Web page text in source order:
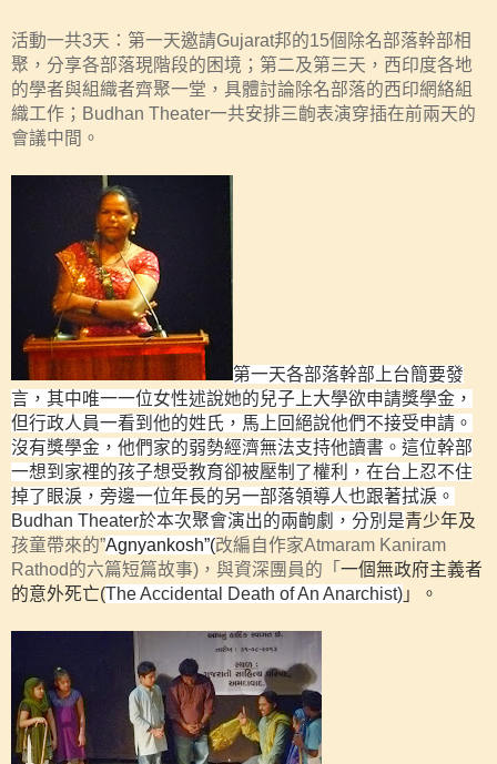
活動一共3天：第一天邀請Gujarat邦的15個除名部落幹部相
聚，分享各部落現階段的困境；第二及第三天，西印度各地
的學者與組織者齊聚一堂，具體討論除名部落的西印網絡組
織工作； Budhan Theater一共安排三齣表演穿插在前兩天的
會議中間。
第一天各部落幹部上台簡要發
言，其中唯一一位女性述說她的兒子上大學欲申請獎學金，
但行政人員一看到他的姓氏，馬上回絕說他們不接受申請。
沒有獎學金，他們家的弱勢經濟無法支持他讀書。這位幹部
一想到家裡的孩子想受教育卻被壓制了權利，在台上忍不住
掉了眼淚，旁邊一位年長的另一部落領導人也跟著拭淚。
Budhan Theater於本次聚會演出的兩齣劇，分別是青少年及
孩童帶來的”Agnyankosh”(改編自作家Atmaram Kaniram
Rathod的六篇短篇故事) ，與資深團員的「 一個無政府主義者
的意外死亡(The Accidental Death of An Anarchist) 」。